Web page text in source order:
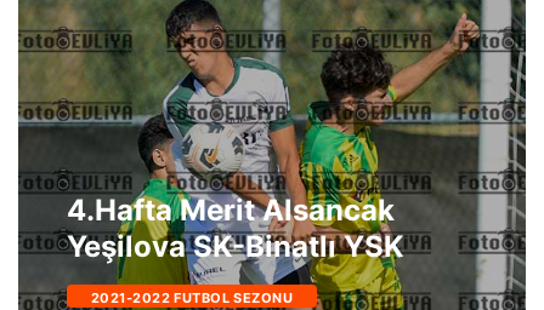
4.Hafta Merit Alsancak
Yeşilova SK-Binatlı YSK
2021-2022 FUTBOL SEZONU